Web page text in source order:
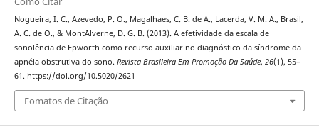
Nogueira, I. C., Azevedo, P. O., Magalhaes, C. B. de A., Lacerda, V. M. A., Brasil,
A. C. de O., & Mont´Alverne, D. G. B. (2013). A efetividade da escala de
sonolência de Epworth como recurso auxiliar no diagnóstico da síndrome da
apnéia obstrutiva do sono. Revista Brasileira Em Promoção Da Saúde, 26(1), 55–
61. https://doi.org/10.5020/2621
Fomatos de Citação